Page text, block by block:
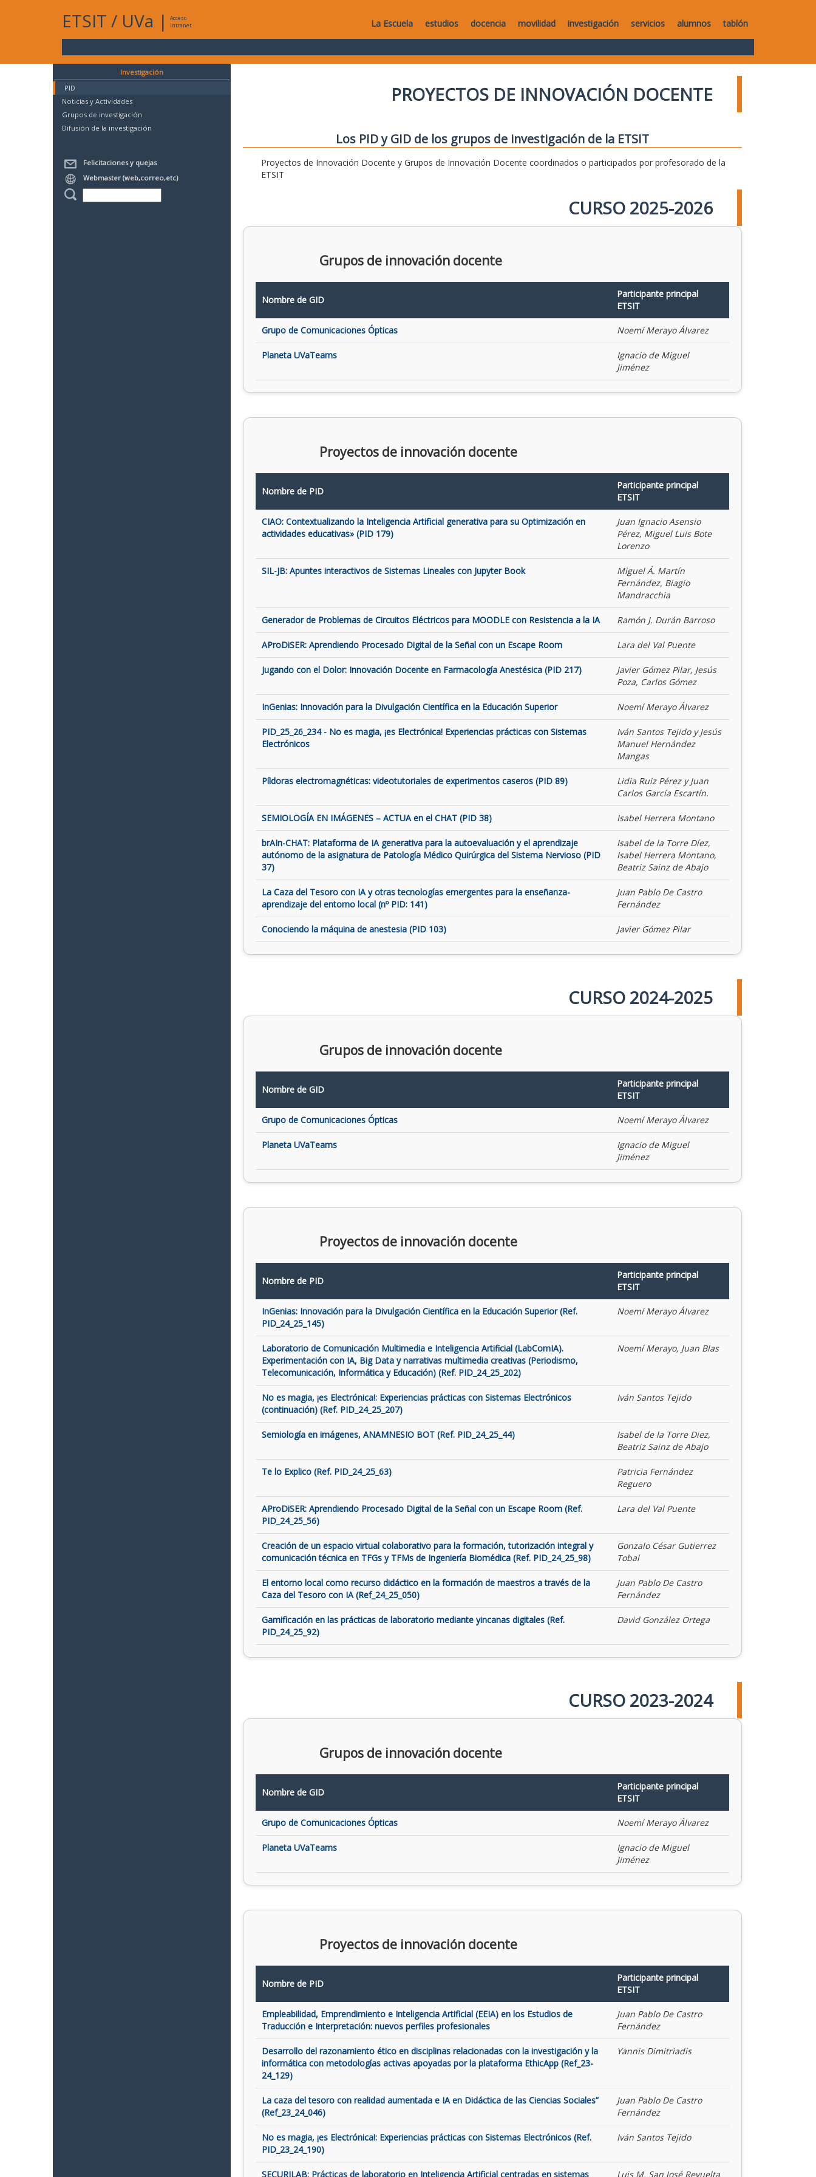
ETSIT / UVa |
Acceso
Intranet
La Escuela estudios docencia movilidad investigación servicios alumnos tablón
Investigación
PID
Noticias y Actividades
Grupos de investigación
Difusión de la investigación
Felicitaciones y quejas
Webmaster (web,correo,etc)
PROYECTOS DE INNOVACIÓN DOCENTE
Los PID y GID de los grupos de investigación de la ETSIT
Proyectos de Innovación Docente y Grupos de Innovación Docente coordinados o participados por profesorado de la
ETSIT
CURSO 2025-2026
Grupos de innovación docente
Nombre de GID
Participante principal
ETSIT
Grupo de Comunicaciones Ópticas Noemí Merayo Álvarez
Planeta UVaTeams
Ignacio de Miguel
Jiménez
Proyectos de innovación docente
Nombre de PID
Participante principal
ETSIT
CIAO: Contextualizando la Inteligencia Artificial generativa para su Optimización en
actividades educativas» (PID 179)
Juan Ignacio Asensio
Pérez, Miguel Luis Bote
Lorenzo
SIL-JB: Apuntes interactivos de Sistemas Lineales con Jupyter Book
Miguel Á. Martín
Fernández, Biagio
Mandracchia
Generador de Problemas de Circuitos Eléctricos para MOODLE con Resistencia a la IA Ramón J. Durán Barroso
AProDiSER: Aprendiendo Procesado Digital de la Señal con un Escape Room Lara del Val Puente
Jugando con el Dolor: Innovación Docente en Farmacología Anestésica (PID 217)
Javier Gómez Pilar, Jesús
Poza, Carlos Gómez
InGenias: Innovación para la Divulgación Científica en la Educación Superior Noemí Merayo Álvarez
PID_25_26_234 - No es magia, ¡es Electrónica! Experiencias prácticas con Sistemas
Electrónicos
Iván Santos Tejido y Jesús
Manuel Hernández
Mangas
Píldoras electromagnéticas: videotutoriales de experimentos caseros (PID 89)
Lidia Ruiz Pérez y Juan
Carlos García Escartín.
SEMIOLOGÍA EN IMÁGENES – ACTUA en el CHAT (PID 38) Isabel Herrera Montano
brAIn-CHAT: Plataforma de IA generativa para la autoevaluación y el aprendizaje
autónomo de la asignatura de Patología Médico Quirúrgica del Sistema Nervioso (PID
37)
Isabel de la Torre Díez,
Isabel Herrera Montano,
Beatriz Sainz de Abajo
La Caza del Tesoro con IA y otras tecnologías emergentes para la enseñanza-
aprendizaje del entorno local (nº PID: 141)
Juan Pablo De Castro
Fernández
Conociendo la máquina de anestesia (PID 103) Javier Gómez Pilar
CURSO 2024-2025
Grupos de innovación docente
Nombre de GID
Participante principal
ETSIT
Grupo de Comunicaciones Ópticas Noemí Merayo Álvarez
Planeta UVaTeams
Ignacio de Miguel
Jiménez
Proyectos de innovación docente
Nombre de PID
Participante principal
ETSIT
InGenias: Innovación para la Divulgación Científica en la Educación Superior (Ref.
PID_24_25_145)
Noemí Merayo Álvarez
Laboratorio de Comunicación Multimedia e Inteligencia Artificial (LabComIA).
Experimentación con IA, Big Data y narrativas multimedia creativas (Periodismo,
Telecomunicación, Informática y Educación) (Ref. PID_24_25_202)
Noemí Merayo, Juan Blas
No es magia, ¡es Electrónica!: Experiencias prácticas con Sistemas Electrónicos
(continuación) (Ref. PID_24_25_207)
Iván Santos Tejido
Semiología en imágenes, ANAMNESIO BOT (Ref. PID_24_25_44)
Isabel de la Torre Diez,
Beatriz Sainz de Abajo
Te lo Explico (Ref. PID_24_25_63)
Patricia Fernández
Reguero
AProDiSER: Aprendiendo Procesado Digital de la Señal con un Escape Room (Ref.
PID_24_25_56)
Lara del Val Puente
Creación de un espacio virtual colaborativo para la formación, tutorización integral y
comunicación técnica en TFGs y TFMs de Ingeniería Biomédica (Ref. PID_24_25_98)
Gonzalo César Gutierrez
Tobal
El entorno local como recurso didáctico en la formación de maestros a través de la
Caza del Tesoro con IA (Ref_24_25_050)
Juan Pablo De Castro
Fernández
Gamificación en las prácticas de laboratorio mediante yincanas digitales (Ref.
PID_24_25_92)
David González Ortega
CURSO 2023-2024
Grupos de innovación docente
Nombre de GID
Participante principal
ETSIT
Grupo de Comunicaciones Ópticas Noemí Merayo Álvarez
Planeta UVaTeams
Ignacio de Miguel
Jiménez
Proyectos de innovación docente
Nombre de PID
Participante principal
ETSIT
Empleabilidad, Emprendimiento e Inteligencia Artificial (EEIA) en los Estudios de
Traducción e Interpretación: nuevos perfiles profesionales
Juan Pablo De Castro
Fernández
Desarrollo del razonamiento ético en disciplinas relacionadas con la investigación y la
informática con metodologías activas apoyadas por la plataforma EthicApp (Ref_23-
24_129)
Yannis Dimitriadis
La caza del tesoro con realidad aumentada e IA en Didáctica de las Ciencias Sociales”
(Ref_23_24_046)
Juan Pablo De Castro
Fernández
No es magia, ¡es Electrónica!: Experiencias prácticas con Sistemas Electrónicos (Ref.
PID_23_24_190)
Iván Santos Tejido
SECURILAB: Prácticas de laboratorio en Inteligencia Artificial centradas en sistemas Luis M. San José Revuelta